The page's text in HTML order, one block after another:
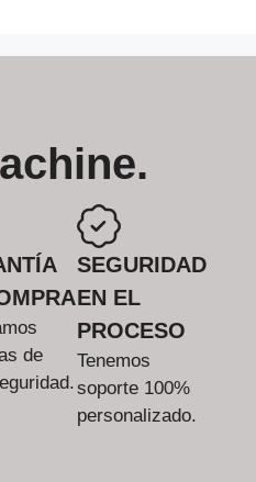
de
SEGURIDAD
EN EL
PROCESO
Tenemos
soporte 100%
personalizado.